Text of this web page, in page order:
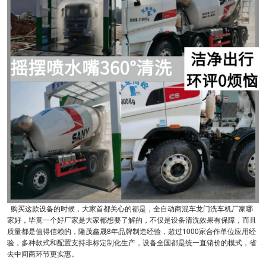
购买这款设备的时候，大家首都关心的都是，全自动商混车龙门洗车机厂家哪
家好，毕竟一个好厂家是大家都想要了解的，不仅是设备清洗效果有保障，而且
质量都是值得信赖的，隆茂鑫晟8年品牌制造经验，超过1000家合作单位应用经
验，多种款式和配置支持非标定制化生产，设备全国都是统一直销价的模式，省
去中间商环节更实惠。